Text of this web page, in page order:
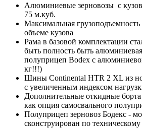
Алюминиевые зерновозы с
75 м.куб.
Максимальная
объеме кузова
Рама в базовой комплектации
быть полность быть
полуприцеп Bodex с
кг!!!)
Шины Continental HTR 2 XL из
с увеличенным индексом
Дополнительные откидные
как опция самосвального
Полуприцеп зерновоз Бодекс -
сконструирован по